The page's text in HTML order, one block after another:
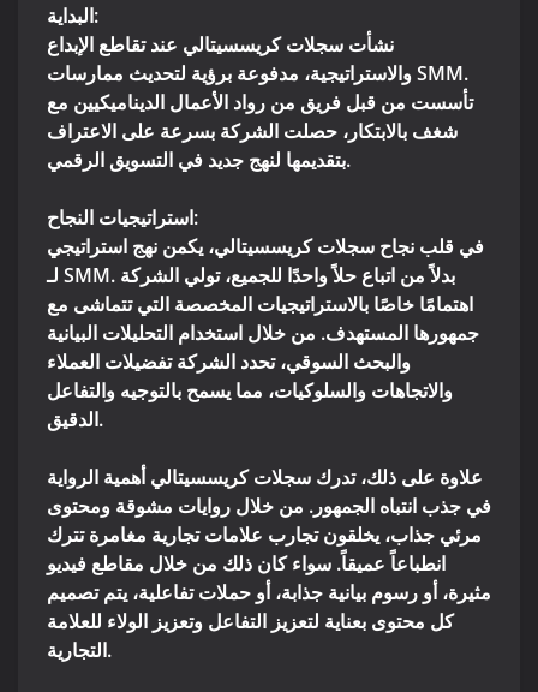
البداية:
نشأت سجلات كريسسيتالي عند تقاطع الإبداع
والاستراتيجية، مدفوعة برؤية لتحديث ممارسات SMM.
تأسست من قبل فريق من رواد الأعمال الديناميكيين مع
شغف بالابتكار، حصلت الشركة بسرعة على الاعتراف
بتقديمها لنهج جديد في التسويق الرقمي.
استراتيجيات النجاح:
في قلب نجاح سجلات كريسسيتالي، يكمن نهج استراتيجي
لـ SMM. بدلاً من اتباع حلاً واحدًا للجميع، تولي الشركة
اهتمامًا خاصًا بالاستراتيجيات المخصصة التي تتماشى مع
جمهورها المستهدف. من خلال استخدام التحليلات البيانية
والبحث السوقي، تحدد الشركة تفضيلات العملاء
والاتجاهات والسلوكيات، مما يسمح بالتوجيه والتفاعل
الدقيق.
علاوة على ذلك، تدرك سجلات كريسسيتالي أهمية الرواية
في جذب انتباه الجمهور. من خلال روايات مشوقة ومحتوى
مرئي جذاب، يخلقون تجارب علامات تجارية مغامرة تترك
انطباعاً عميقاً. سواء كان ذلك من خلال مقاطع فيديو
مثيرة، أو رسوم بيانية جذابة، أو حملات تفاعلية، يتم تصميم
كل محتوى بعناية لتعزيز التفاعل وتعزيز الولاء للعلامة
التجارية.